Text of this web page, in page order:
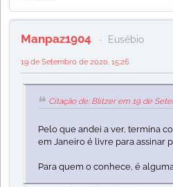
Manpaz1904 Eusébio
19 de Setembro de 2020, 15:26
Citação de: Blitzer em 19 de
Pelo que andei a ver, termina
em Janeiro é livre para assinar
Para quem o conhece, é